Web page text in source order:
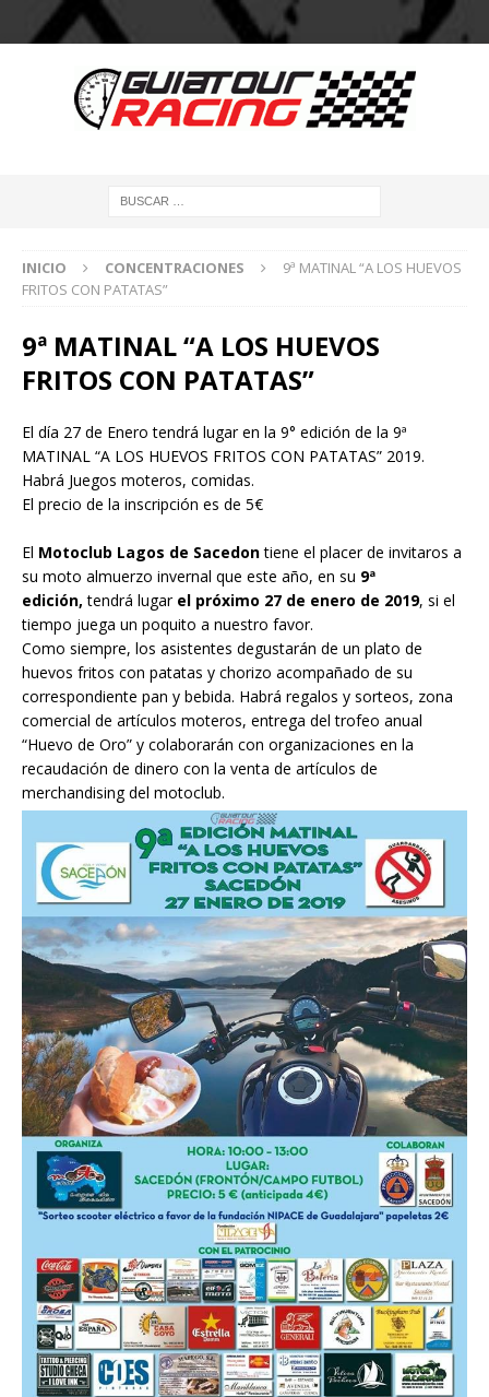
INICIO CONCENTRACIONES
9ª MATINAL “A LOS HUEVOS
FRITOS CON PATATAS”
9ª MATINAL “A LOS HUEVOS
FRITOS CON PATATAS”
El día 27 de Enero tendrá lugar en la 9° edición de la 9ª
MATINAL “A LOS HUEVOS FRITOS CON PATATAS” 2019.
Habrá Juegos moteros, comidas.
El precio de la inscripción es de 5€
El Motoclub Lagos de Sacedontiene el placer de invitaros a
su moto almuerzo invernal que este año, en su 9ª
edición, tendrá lugar el próximo 27 de enero de 2019, si el
tiempo juega un poquito a nuestro favor.
Como siempre, los asistentes degustarán de un plato de
huevos fritos con patatas y chorizo acompañado de su
correspondiente pan y bebida. Habrá regalos y sorteos, zona
comercial de artículos moteros, entrega del trofeo anual
“Huevo de Oro” y colaborarán con organizaciones en la
recaudación de dinero con la venta de artículos de
merchandising del motoclub.